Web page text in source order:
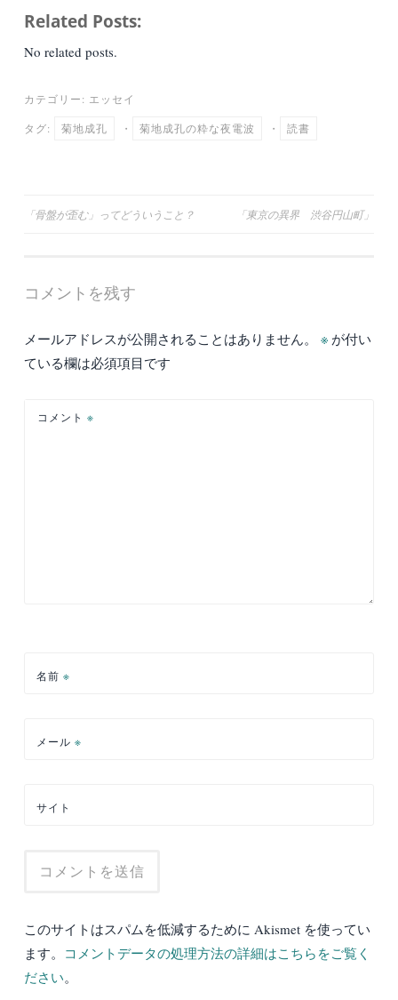
bo
ok
tte
r
ail
Related Posts:
No related posts.
カテゴリー: エッセイ
タグ: 菊地成孔 ・ 菊地成孔の粋な夜電波 ・ 読書
投
ビ
ー
シ
「骨盤が歪む」ってどういうこと？ 「東京の異界 渋谷円山町」
コメントを残す
メールアドレスが公開されることはありません。 ※ が付い
ている欄は必須項目です
コメント ※
名前 ※
メール ※
サイト
このサイトはスパムを低減するために Akismet を使ってい
ます。 コメントデータの処理方法の詳細はこちらをご覧く
ださい。